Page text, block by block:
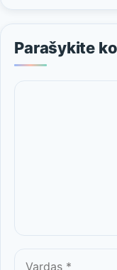
Parašykite
Komentaras
Vardas